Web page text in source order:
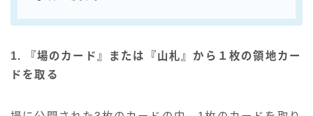
1. 『場のカード』または『山札』から１枚の領地カー
ドを取る